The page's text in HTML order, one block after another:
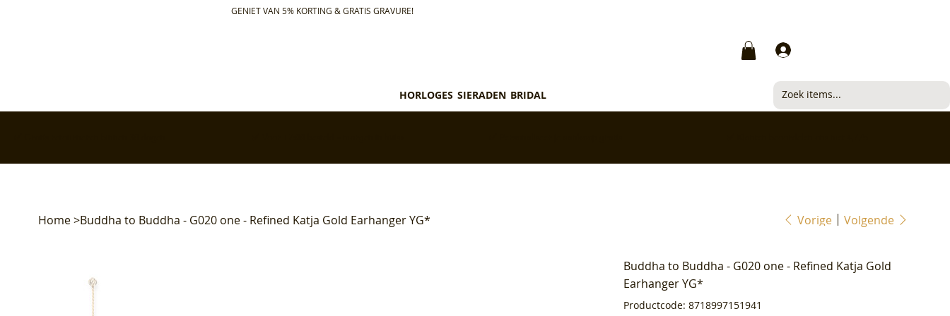
GENIET VAN 5% KORTING & GRATIS GRAVURE!
HORLOGES SIERADEN BRIDAL
Home>Buddha to Buddha - G020 one - Refined Katja Gold Earhanger YG* Vorige Volgende
Buddha to Buddha - G020 one - Refined Katja Gold
Earhanger YG*
Productcode: Productcode
8718997151941
8718997151941